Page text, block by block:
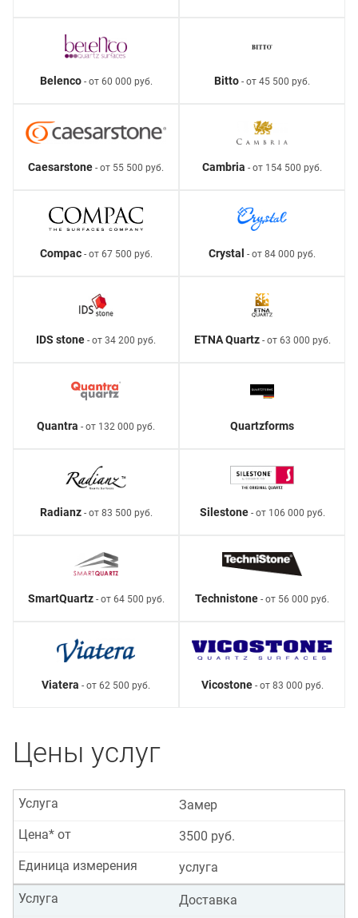
Belenco- от 60 000 руб. Bitto - от 45 500 руб.
Caesarstone - от 55 500 руб. Cambria - от 154 500 руб.
Compac- от 67 500 руб. Crystal - от 84 000 руб.
IDS stone - от 34 200 руб. ETNA Quartz- от 63 000 руб.
Quantra - от 132 000 руб. Quartzforms
Radianz- от 83 500 руб. Silestone- от 106 000 руб.
SmartQuartz- от 64 500 руб. Technistone - от 56 000 руб.
Viatera - от 62 500 руб. Vicostone- от 83 000 руб.
Цены услуг
Замер
Услуга
3500 руб.
Цена* от
услуга
Единица измерения
Доставка
Услуга